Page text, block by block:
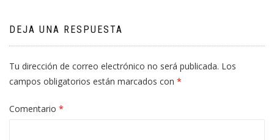
DEJA UNA RESPUESTA
Tu dirección de correo electrónico no será publicada. Los
campos obligatorios están marcados con *
Comentario *